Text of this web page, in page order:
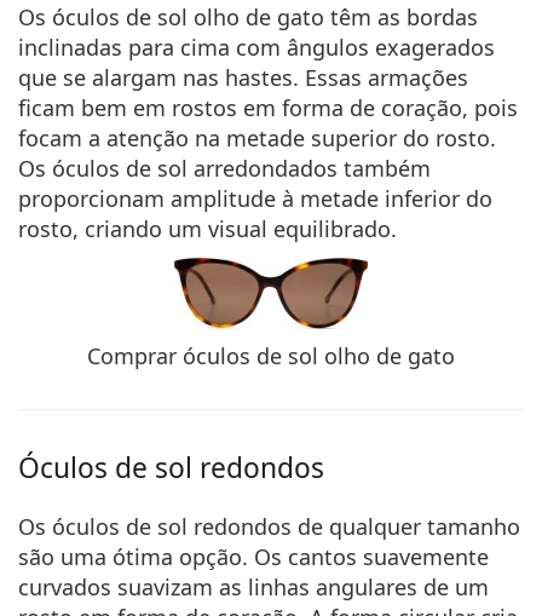
Os óculos de sol olho de gato têm as bordas
inclinadas para cima com ângulos exagerados
que se alargam nas hastes. Essas armações
ficam bem em rostos em forma de coração, pois
focam a atenção na metade superior do rosto.
Os óculos de sol arredondados também
proporcionam amplitude à metade inferior do
rosto, criando um visual equilibrado.
Comprar óculos de sol olho de gato
Óculos de sol redondos
Os óculos de sol redondos de qualquer tamanho
são uma ótima opção. Os cantos suavemente
curvados suavizam as linhas angulares de um